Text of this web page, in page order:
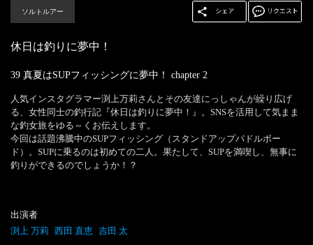
ソルトルアー
休日は釣りに夢中！
39 真夏はSUPフィッシングに夢中！ chapter 2
人気インスタグラマー渕上万莉さんとその友達にっしゃんが繰り広げ
る、女性同士の釣行記『休日は釣りに夢中！』。SNSを活用して気まま
な釣女旅をゆる～くお伝えします。
今回は話題沸騰中のSUPフィッシング（スタンドアップパドルボー
ド）。SUPに乗るのは初めての二人。果たして、SUPを満喫し、無事に
釣りができるのでしょうか！？
出演者
渕上 万莉 西田 直恵 吉田 太